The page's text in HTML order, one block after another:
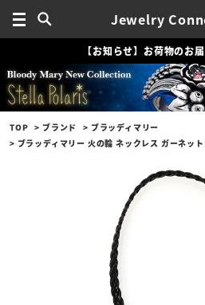
Jewelry
【お知らせ】お荷物のお
TOP ブランド
ブラッディマリー
ブラッディマリー 火の輪 ネックレス ガーネッ